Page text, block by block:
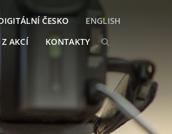
Z AKCÍ KONTAKTY
ČESKO ENGLISH